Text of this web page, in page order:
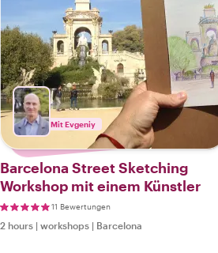
Mit Evgeniy
Barcelona Street Sketching
Workshop mit einem Künstler
11 Bewertungen
2 hours | workshops | Barcelona